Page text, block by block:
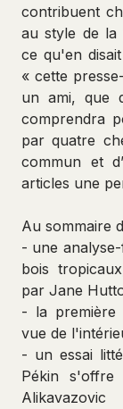
contribuent
au style de la
ce qu'en
« cette
un ami, que
comprendra
par quatre
commun et
articles une
Au sommaire
- une
bois
par Jane
- la première
vue de
- un essai
Pékin
Alikavazovic